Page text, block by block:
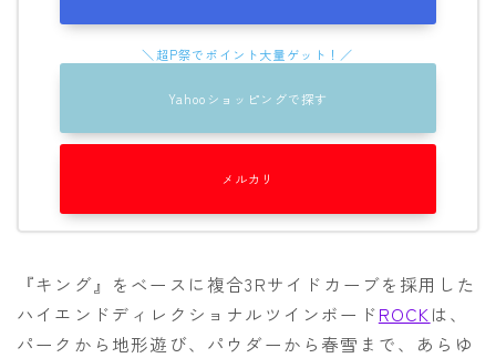
Yahooショッピングで探す
メルカリ
『キング』をベースに複合3Rサイドカーブを採用した
ハイエンドディレクショナルツインボードROCKは、
パークから地形遊び、パウダーから春雪まで、あらゆ